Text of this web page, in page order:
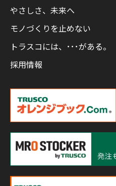
やさしさ、未来へ
モノづくりを止めない
トラスコには、･･･がある。
採用情報